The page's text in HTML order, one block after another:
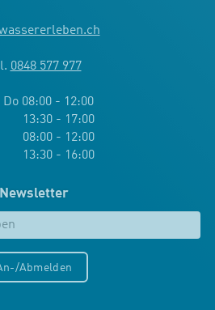
0848 577 977
Do 08:00 - 12:00
- 17:00
- 12:00
- 16:00
Newsletter
Abmelden